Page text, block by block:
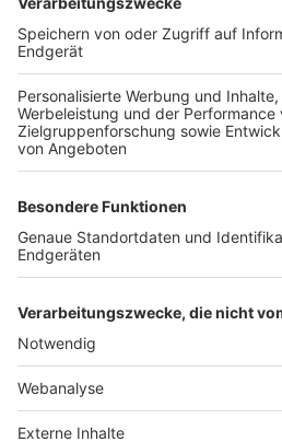
TOP-VEREINE
TOP-PARTNER
Nutzungsbedingungen